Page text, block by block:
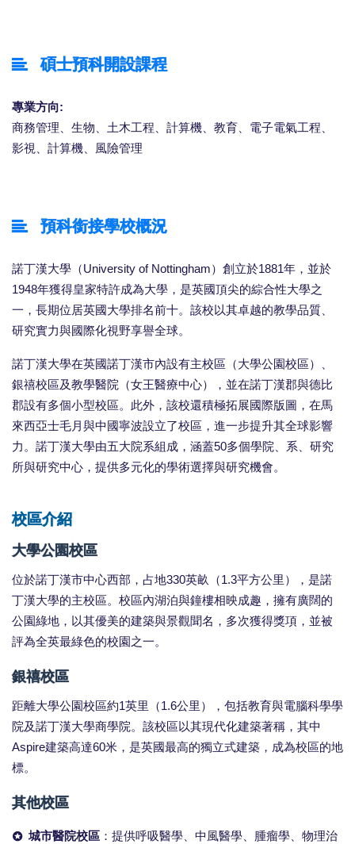
碩士預科開設課程
專業方向:
商務管理、生物、土木工程、計算機、教育、電子電氣工程、
影視、計算機、風險管理
預科銜接學校概況
諾丁漢大學（University of Nottingham）創立於1881年，並於
1948年獲得皇家特許成為大學，是英國頂尖的綜合性大學之
一，長期位居英國大學排名前十。該校以其卓越的教學品質、
研究實力與國際化視野享譽全球。
諾丁漢大學在英國諾丁漢市內設有主校區（大學公園校區）、
銀禧校區及教學醫院（女王醫療中心），並在諾丁漢郡與德比
郡設有多個小型校區。此外，該校還積極拓展國際版圖，在馬
來西亞士毛月與中國寧波設立了校區，進一步提升其全球影響
力。諾丁漢大學由五大院系組成，涵蓋50多個學院、系、研究
所與研究中心，提供多元化的學術選擇與研究機會。
校區介紹
大學公園校區
位於諾丁漢市中心西部，占地330英畝（1.3平方公里），是諾
丁漢大學的主校區。校區內湖泊與鐘樓相映成趣，擁有廣闊的
公園綠地，以其優美的建築與景觀聞名，多次獲得獎項，並被
評為全英最綠色的校園之一。
銀禧校區
距離大學公園校區約1英里（1.6公里），包括教育與電腦科學學
院及諾丁漢大學商學院。該校區以其現代化建築著稱，其中
Aspire建築高達60米，是英國最高的獨立式建築，成為校區的地
標。
其他校區
城市醫院校區 ：提供呼吸醫學、中風醫學、腫瘤學、物理治